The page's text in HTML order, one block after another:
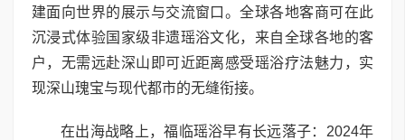
建面向世界的展示与交流窗口。全球各地客商可在此
沉浸式体验国家级非遗瑶浴文化，来自全球各地的客
户，无需远赴深山即可近距离感受瑶浴疗法魅力，实
现深山瑰宝与现代都市的无缝衔接。
在出海战略上，福临瑶浴早有长远落子：2024年